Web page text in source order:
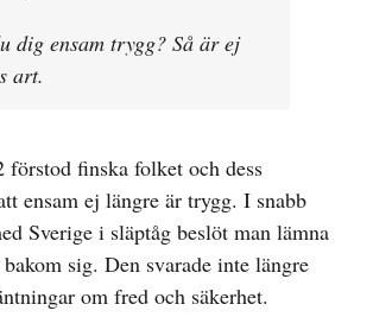
dig ensam trygg? Så är ej
art.
förstod finska folket och dess
ensam ej längre är trygg. I snabb
Sverige i släptåg beslöt man lämna
sig. Den svarade inte längre
om fred och säkerhet.